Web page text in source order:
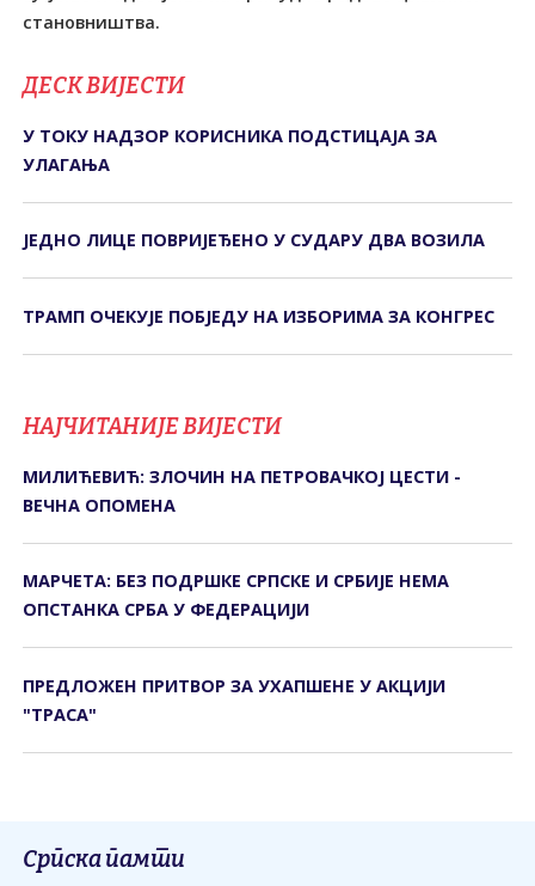
становништва.
ДЕСК ВИЈЕСТИ
У ТОКУ НАДЗОР КОРИСНИКА ПОДСТИЦАЈА ЗА
УЛАГАЊА
ЈЕДНО ЛИЦЕ ПОВРИЈЕЂЕНО У СУДАРУ ДВА ВОЗИЛА
ТРАМП ОЧЕКУЈЕ ПОБЈЕДУ НА ИЗБОРИМА ЗА КОНГРЕС
НАЈЧИТАНИЈЕ ВИЈЕСТИ
МИЛИЋЕВИЋ: ЗЛОЧИН НА ПЕТРОВАЧКОЈ ЦЕСТИ -
ВЕЧНА ОПОМЕНА
МАРЧЕТА: БЕЗ ПОДРШКЕ СРПСКЕ И СРБИЈЕ НЕМА
ОПСТАНКА СРБА У ФЕДЕРАЦИЈИ
ПРЕДЛОЖЕН ПРИТВОР ЗА УХАПШЕНЕ У АКЦИЈИ
"ТРАСА"
Српска памти